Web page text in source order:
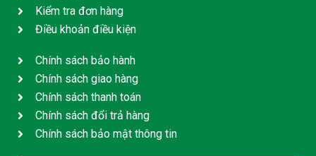
Kiểm tra đơn hàng
Điều khoản điều kiện
Chính sách bảo hành
Chính sách giao hàng
Chính sách thanh toán
Chính sách đổi trả hàng
Chính sách bảo mật thông tin